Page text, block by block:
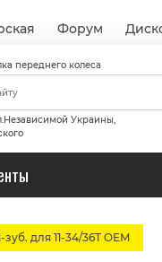
Форум
переднего колеса
Украины,
зуб. для 11-34/36Т OEM